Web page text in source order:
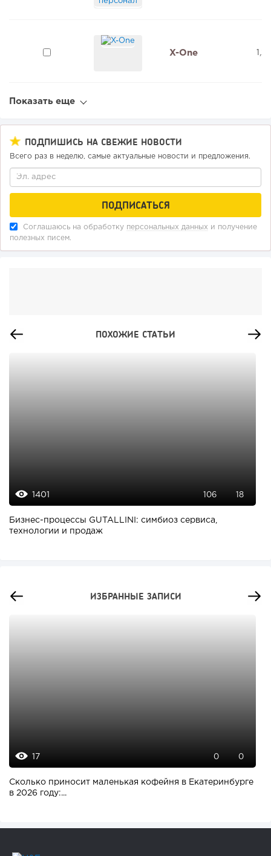
X-One
Показать еще
ПОДПИШИСЬ НА СВЕЖИЕ НОВОСТИ
Всего раз в неделю, самые актуальные новости и предложения.
Соглашаюсь на обработку персональных данных и получение
полезных писем.
ПОХОЖИЕ СТАТЬИ
1401 106 18
Бизнес-процессы GUTALLINI: симбиоз сервиса,
технологии и продаж
ИЗБРАННЫЕ ЗАПИСИ
17 0 0
Сколько приносит маленькая кофейня в Екатеринбурге
в 2026 году:...